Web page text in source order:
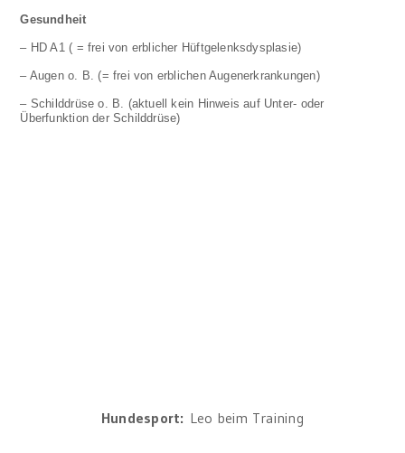
Gesundheit
– HD A1 ( = frei von erblicher Hüftgelenksdysplasie)
– Augen o. B. (= frei von erblichen Augenerkrankungen)
– Schilddrüse o. B. (aktuell kein Hinweis auf Unter- oder
Überfunktion der Schilddrüse)
Hundesport: Leo beim Training